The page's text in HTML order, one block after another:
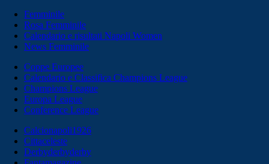
Femminile
Rosa Femminile
Calendario e risultati Napoli Women
News Femminile
Coppe Europee
Calendario e Classifica Champions League
Champions League
Europa League
Conference League
Calcionapoli1926
Cittaceleste
Derbyderbyderby